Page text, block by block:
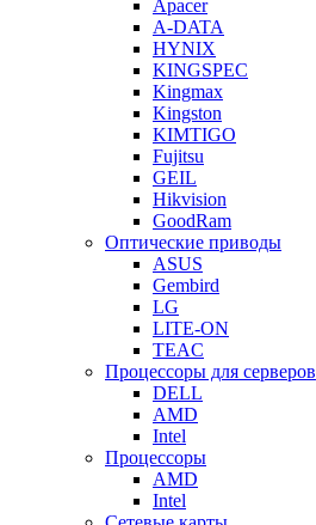
Apacer
A-DATA
HYNIX
KINGSPEC
Kingmax
Kingston
KIMTIGO
Fujitsu
GEIL
Hikvision
GoodRam
Оптические приводы
ASUS
Gembird
LG
LITE-ON
TEAC
Процессоры для серверов
DELL
AMD
Intel
Процессоры
AMD
Intel